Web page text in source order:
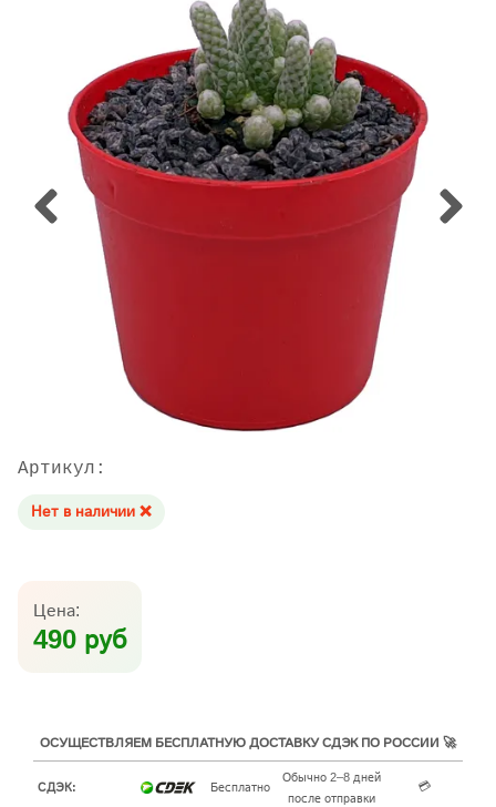
Артикул:
Нет в наличии ❌
Цена:
490 руб
ОСУЩЕСТВЛЯЕМ БЕСПЛАТНУЮ ДОСТАВКУ СДЭК ПО РОССИИ 🚀
СДЭК: Бесплатно
Обычно 2–8 дней
после отправки
💳